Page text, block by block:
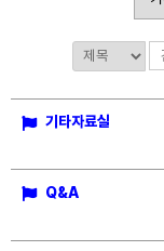
기타자료실
Q&A